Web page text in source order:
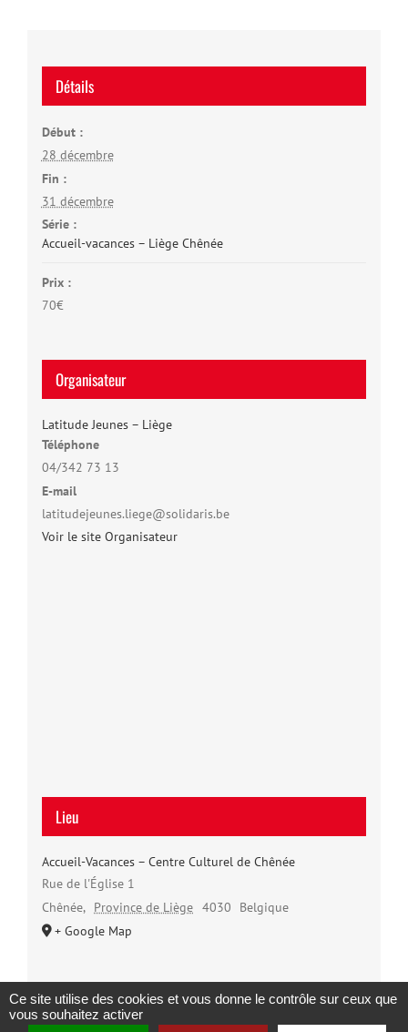
Détails
Début :
28 décembre
Fin :
31 décembre
Série :
Accueil-vacances – Liège Chênée
Prix :
70€
Organisateur
Latitude Jeunes – Liège
Téléphone
04/342 73 13
E-mail
latitudejeunes.liege@solidaris.be
Voir le site Organisateur
Lieu
Accueil-Vacances – Centre Culturel de Chênée
Rue de l'Église 1
Chênée, Province de Liège 4030
Belgique
+ Google Map
Copyright 2023 |Solidaris Wallonie|Mentions légales et politique de
Ce site utilise des cookies et vous donne le contrôle sur ceux que
vous souhaitez activer